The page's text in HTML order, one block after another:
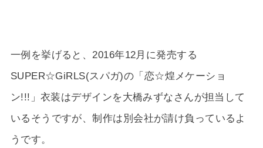
一例を挙げると、2016年12月に発売する
SUPER☆GiRLS(スパガ)の「恋☆煌メケーショ
ン!!!」衣装はデザインを大橋みずなさんが担当して
いるそうですが、制作は別会社が請け負っているよ
うです。